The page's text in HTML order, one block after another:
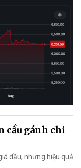
cầu gánh chi
dầu, nhưng hiệu quả